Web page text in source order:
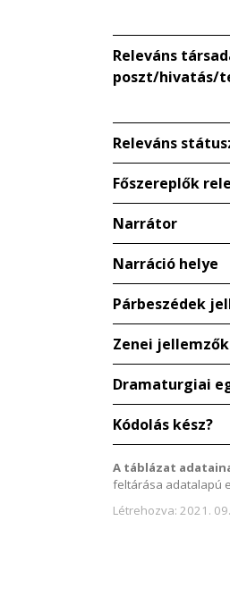
Releváns
poszt/hivatás/
Releváns
Főszereplők
Narrátor
Narráció helye
Párbeszédek
Zenei jellemzők
Dramaturgiai
Kódolás kész?
A táblázat
feltárása adatalapú
Létrehozva: 2021.